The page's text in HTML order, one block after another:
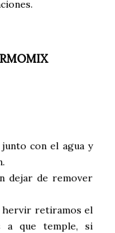
con el agua y
dejar de remover
hervir retiramos el
a que temple, si